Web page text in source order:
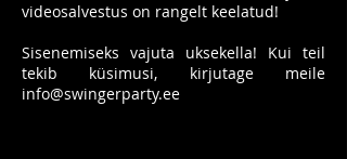
videosalvestus on rangelt keelatud!
Sisenemiseks vajuta uksekella! Kui teil
tekib küsimusi, kirjutage meile
info@swingerparty.ee